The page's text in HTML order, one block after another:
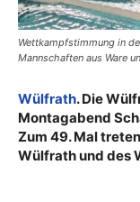
Wettkampfstimmung in
Mannschaften aus Ware
Wülfrath. Die
Montagabend
Zum 49. Mal
Wülfrath und des